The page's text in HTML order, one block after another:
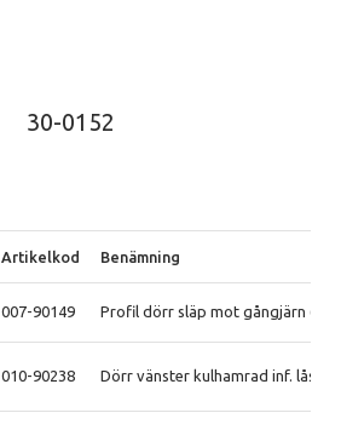
30-0152
Artikelkod Benämning
007-90149 Profil dörr släp mot gångjärn
010-90238 Dörr vänster kulhamrad inf. lås